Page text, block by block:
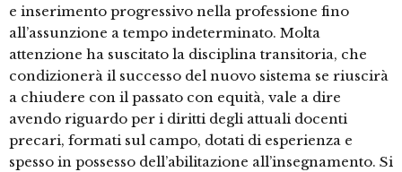
e inserimento progressivo nella professione fino
all’assunzione a tempo indeterminato. Molta
attenzione ha suscitato la disciplina transitoria, che
condizionerà il successo del nuovo sistema se riuscirà
a chiudere con il passato con equità, vale a dire
avendo riguardo per i diritti degli attuali docenti
precari, formati sul campo, dotati di esperienza e
spesso in possesso dell’abilitazione all’insegnamento. Si